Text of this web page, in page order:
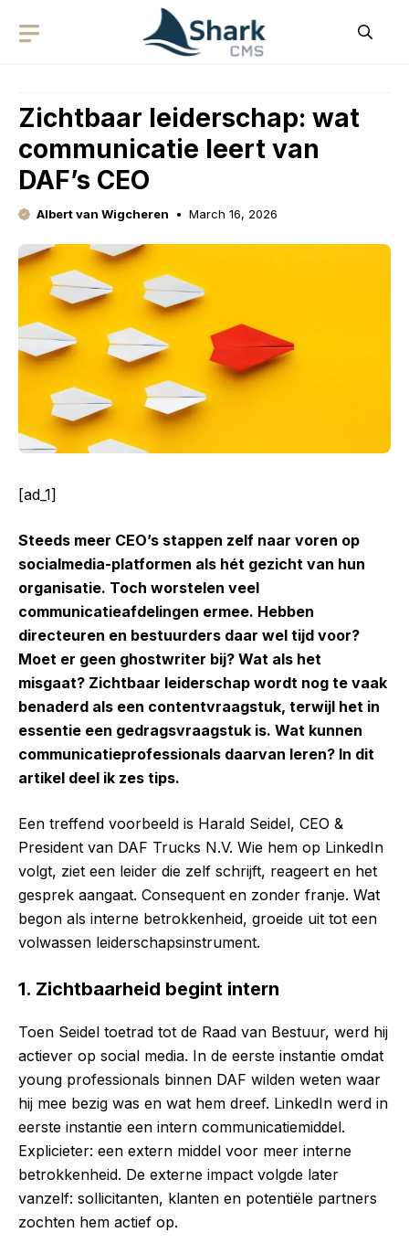
Zichtbaar leiderschap: wat
communicatie leert van
DAF’s CEO
Albert van Wigcheren March 16, 2026
[ad_1]
Steeds meer CEO’s stappen zelf naar voren op
socialmedia-platformen als hét gezicht van hun
organisatie. Toch worstelen veel
communicatieafdelingen ermee. Hebben
directeuren en bestuurders daar wel tijd voor?
Moet er geen ghostwriter bij? Wat als het
misgaat? Zichtbaar leiderschap wordt nog te vaak
benaderd als een contentvraagstuk, terwijl het in
essentie een gedragsvraagstuk is. Wat kunnen
communicatieprofessionals daarvan leren? In dit
artikel deel ik zes tips.
Een treffend voorbeeld is Harald Seidel, CEO &
President van DAF Trucks N.V. Wie hem op LinkedIn
volgt, ziet een leider die zelf schrijft, reageert en het
gesprek aangaat. Consequent en zonder franje. Wat
begon als interne betrokkenheid, groeide uit tot een
volwassen leiderschapsinstrument.
1. Zichtbaarheid begint intern
Toen Seidel toetrad tot de Raad van Bestuur, werd hij
actiever op social media. In de eerste instantie omdat
young professionals binnen DAF wilden weten waar
hij mee bezig was en wat hem dreef. LinkedIn werd in
eerste instantie een intern communicatiemiddel.
Explicieter: een extern middel voor meer interne
betrokkenheid. De externe impact volgde later
vanzelf: sollicitanten, klanten en potentiële partners
zochten hem actief op.